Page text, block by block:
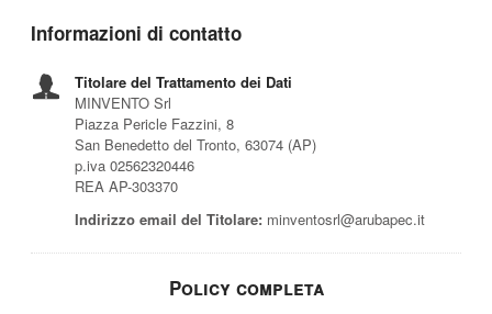
Informazioni di contatto
Titolare del Trattamento dei Dati
MINVENTO Srl
Piazza Pericle Fazzini, 8
San Benedetto del Tronto, 63074 (AP)
p.iva 02562320446
REA AP-303370
Indirizzo email del Titolare: minventosrl@arubapec.it
Policy completa